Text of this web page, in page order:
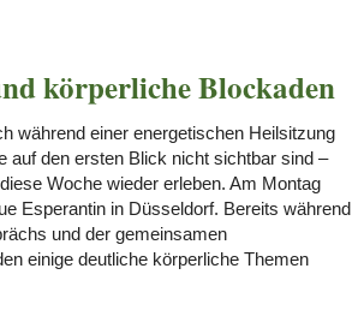
körperliche Blockaden
während einer energetischen Heilsitzung
auf den ersten Blick nicht sichtbar sind –
Woche wieder erleben. Am Montag
Esperantin in Düsseldorf. Bereits während
und der gemeinsamen
einige deutliche körperliche Themen